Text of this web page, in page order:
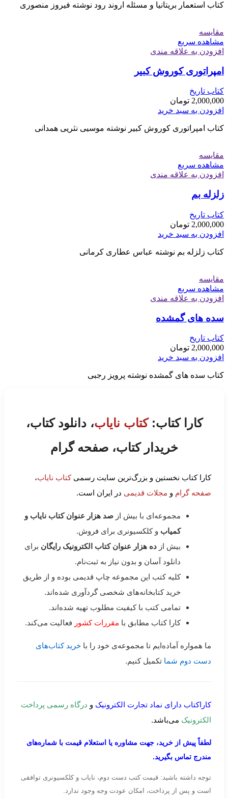
کتاب استعمار بریتانیا و مسئله اروند رود نوشته فیروز منصوری
مقایسه
مشاهده سریع
افزودن به علاقه مندی
امپراتوری کوروش کبیر
کتاب تاریخ
2,000,000 تومان
افزودن به سبد خرید
کتاب امپراتوری کوروش کبیر نوشته موسيی نثريی همدانی
مقایسه
مشاهده سریع
افزودن به علاقه مندی
زلزله بم
کتاب تاریخ
2,000,000 تومان
افزودن به سبد خرید
کتاب زلزله بم نوشته عباس عطاری کرمانی
مقایسه
مشاهده سریع
افزودن به علاقه مندی
سده های گمشده
کتاب تاریخ
2,000,000 تومان
افزودن به سبد خرید
کتاب سده های گمشده نوشته پرویز رجبی
کارا کتاب:کتاب نایاب، دانلود کتاب،
خریدار کتاب، صفحه گرام
کارا کتاب نخستین و بزرگ‌ترین سایت رسمیکتاب نایاب،
صفحه گرام و مجلات قدیمی در ایران است.
مجموعه‌ای با بیش از صد هزار عنوان کتاب نایاب و
کمیاب و کلکسیونری برای فروش.
بیش از ده هزار عنوان کتاب الکترونیک رایگان برای
دانلود آسان و بدون نیاز به ثبت‌نام.
کلیه کتب این مجموعه چاپ قدیمی بوده و از طریق
خرید کتابخانه‌های شخصی گردآوری شده‌اند.
تمامی کتب با کیفیت مطلوب تهیه شده‌اند.
کارا کتاب مطابق با مقررات کشور فعالیت می‌کند.
ما همواره آماده‌ایم تا مجموعه‌ی خود را با خرید کتاب‌های
دست دوم شما تکمیل کنیم.
کاراکتاب دارای نماد تجارت الکترونیک و درگاه رسمی پرداخت
الکترونیک می‌باشد.
لطفاً پیش از خرید، جهت مشاوره یا استعلام قیمت با شماره‌های
مندرج تماس بگیرید.
توجه داشته باشید: قیمت کتب دست دوم، نایاب و کلکسیونری توافقی
است و پس از پرداخت، امکان عودت وجه وجود ندارد.